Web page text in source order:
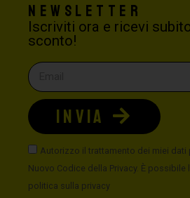
Newsletter
Iscriviti ora e ricevi
sconto!
Autorizzo il trattamento dei miei dati
Nuovo Codice della Privacy. È possibile
politica sulla privacy
INVIA